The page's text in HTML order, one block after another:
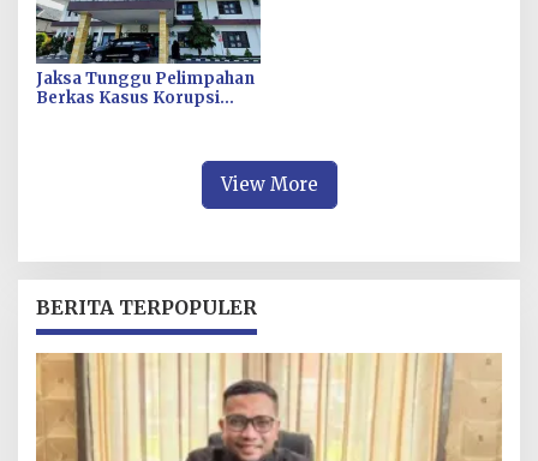
Jaksa Tunggu Pelimpahan
Berkas Kasus Korupsi
View More
BERITA TERPOPULER